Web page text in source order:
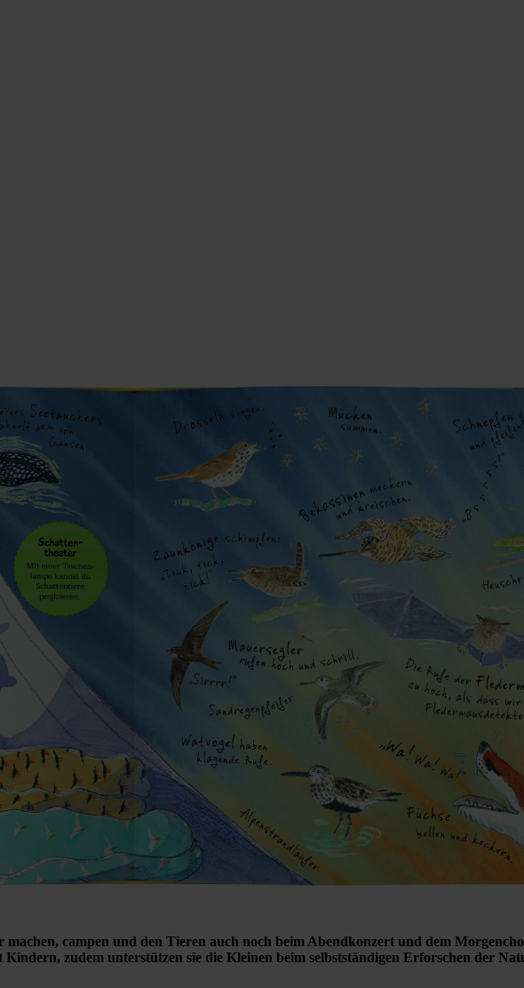
campen und den Tieren auch noch beim Abendkonzert und dem
zudem unterstützen sie die Kleinen beim selbstständigen Erforschen der